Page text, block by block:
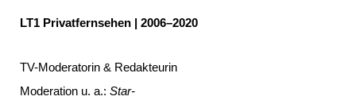
LT1 Privatfernsehen | 2006–2020
TV-Moderatorin & Redakteurin
Moderation u. a.: Star-